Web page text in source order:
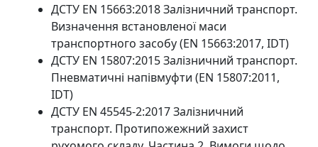
ДСТУ EN 15663:2018 Залізничний транспорт.
Визначення встановленої маси
транспортного засобу (EN 15663:2017, IDT)
ДСТУ EN 15807:2015 Залізничний транспорт.
Пневматичні напівмуфти (EN 15807:2011,
IDT)
ДСТУ EN 45545-2:2017 Залізничний
транспорт. Протипожежний захист